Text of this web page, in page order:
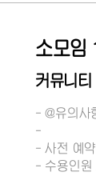
소모임
커뮤니
- @유의사
-
- 사전 예
- 수용인원